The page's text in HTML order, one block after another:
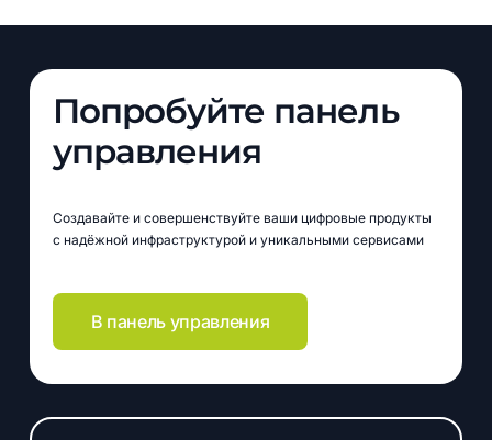
Попробуйте панель
управления
Создавайте и совершенствуйте ваши цифровые продукты
с надёжной инфраструктурой и уникальными сервисами
В панель управления